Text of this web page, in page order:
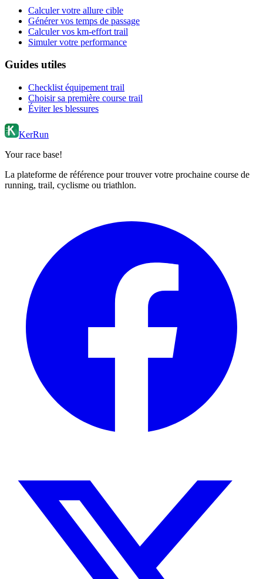
Calculer votre allure cible
Générer vos temps de passage
Calculer vos km-effort trail
Simuler votre performance
Guides utiles
Checklist équipement trail
Choisir sa première course trail
Éviter les blessures
KerRun
Your race base!
La plateforme de référence pour trouver votre prochaine course de
running, trail, cyclisme ou triathlon.